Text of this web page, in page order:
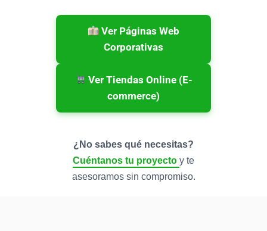
Ver Páginas Web
Corporativas
Ver Tiendas Online (E-
commerce)
¿No sabes qué necesitas?
Cuéntanos tu proyecto y te
asesoramos sin compromiso.